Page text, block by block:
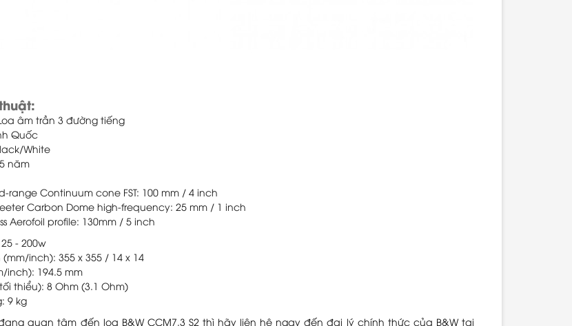
âm trần 3 đường tiếng
Quốc
White
năm
range Continuum cone FST: 100 mm / 4 inch
Carbon Dome high-frequency: 25 mm / 1 inch
Aerofoil profile: 130mm / 5 inch
- 200w
inch): 355 x 355 / 14 x 14
inch): 194.5 mm
thiểu): 8 Ohm (3.1 Ohm)
9 kg
quan tâm đến loa B&W CCM7.3 S2 thì hãy liên hệ ngay đến đại lý chính thức của B&W tại